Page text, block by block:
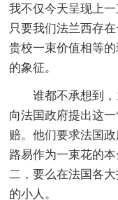
我不仅今天呈现上
只要我们法兰西存
贵校一束价值相等
的象征。
谁都不承想到，
向法国政府提出这
赔。他们要求法国
路易作为一束花的
二，要么在法国各
的小人。